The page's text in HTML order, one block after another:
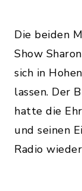
Die beiden
Show
sich in
lassen. Der
hatte die
und seinen
Radio